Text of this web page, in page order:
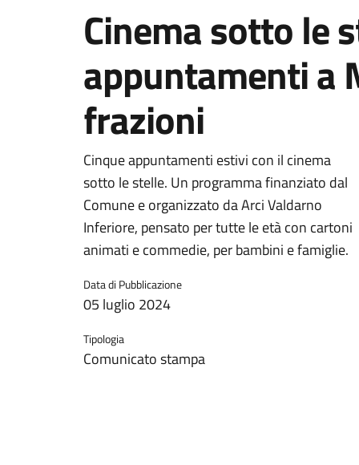
Cinema sotto le
appuntamenti a
frazioni
Cinque appuntamenti estivi con il cinema
sotto le stelle. Un programma finanziato dal
Comune e organizzato da Arci Valdarno
Inferiore, pensato per tutte le età con cartoni
animati e commedie, per bambini e famiglie.
Data di Pubblicazione
05 luglio 2024
Tipologia
Comunicato stampa